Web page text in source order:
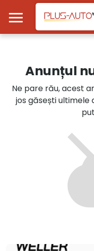
Mergi direct la
Autoturisme
Motociclete
Autoutilitare
Alte tipuri vehicule
Anunțul
Ne pare rău, acest
jos găsești